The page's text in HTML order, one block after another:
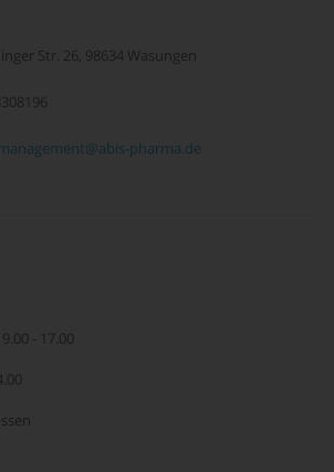
Str. 26, 98634 Wasungen
pharma.de
- 17.00